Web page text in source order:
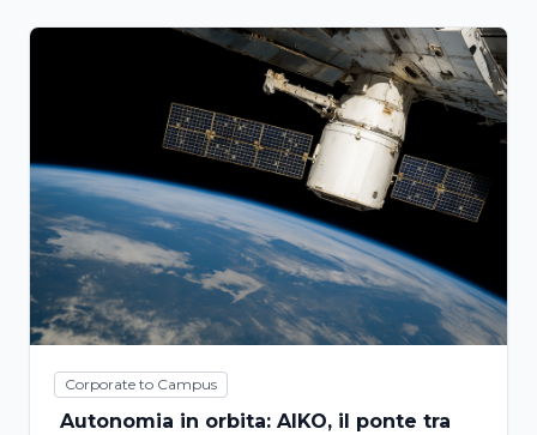
Corporate to Campus
Autonomia in orbita: AIKO, il ponte tra